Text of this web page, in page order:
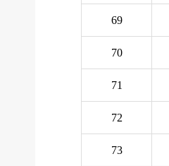
69
70
71
72
73